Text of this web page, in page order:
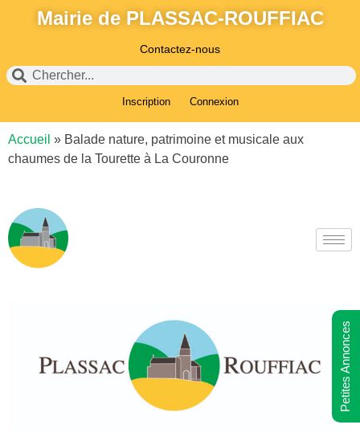
Mairie de PLASSAC-ROUFFIAC
Contactez-nous
Inscription Connexion
Accueil » Balade nature, patrimoine et musicale aux
chaumes de la Tourette à La Couronne
Petites Annonces